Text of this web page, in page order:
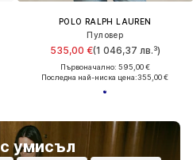
умисъл
POLO RALPH LAUREN
Пуловер
535,00 €(1 046,37 лв.³)
Първоначално: 595,00 €
Последна най-ниска цена:355,00 €